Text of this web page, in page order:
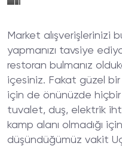
Uçmakdere
Çadır
Bölgesi
Market alışverişlerinizi
yapmanızı tavsiye
restoran bulmanız
içesiniz. Fakat güzel
için de önünüzde hiçbir
tuvalet, duş, elektrik
kamp alanı olmadığı
düşündüğümüz vakit